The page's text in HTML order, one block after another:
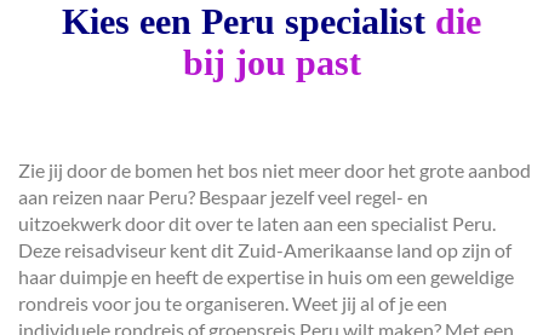
Kies een Peru specialist die
bij jou past
Zie jij door de bomen het bos niet meer door het grote aanbod
aan reizen naar Peru? Bespaar jezelf veel regel- en
uitzoekwerk door dit over te laten aan een specialist Peru.
Deze reisadviseur kent dit Zuid-Amerikaanse land op zijn of
haar duimpje en heeft de expertise in huis om een geweldige
rondreis voor jou te organiseren. Weet jij al of je een
individuele rondreis of groepsreis Peru wilt maken? Met een